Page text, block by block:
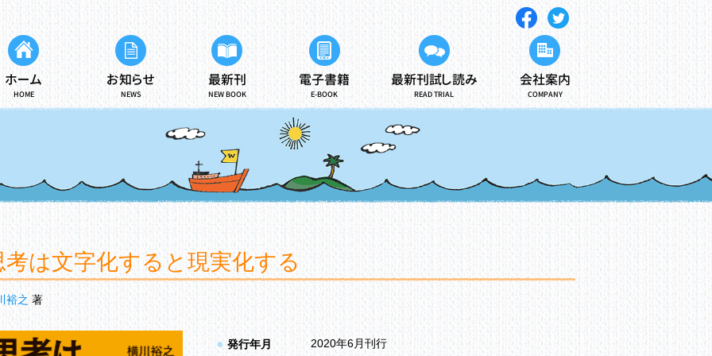
ホーム
HOME
お知らせ
NEWS
最新刊
NEW BOOK
電子書籍
E-BOOK
最新刊試し読み
READ TRIAL
会社案内
COMPANY
考は文字化すると現実化する
裕之 著
● 発行年月 2020年6月刊行